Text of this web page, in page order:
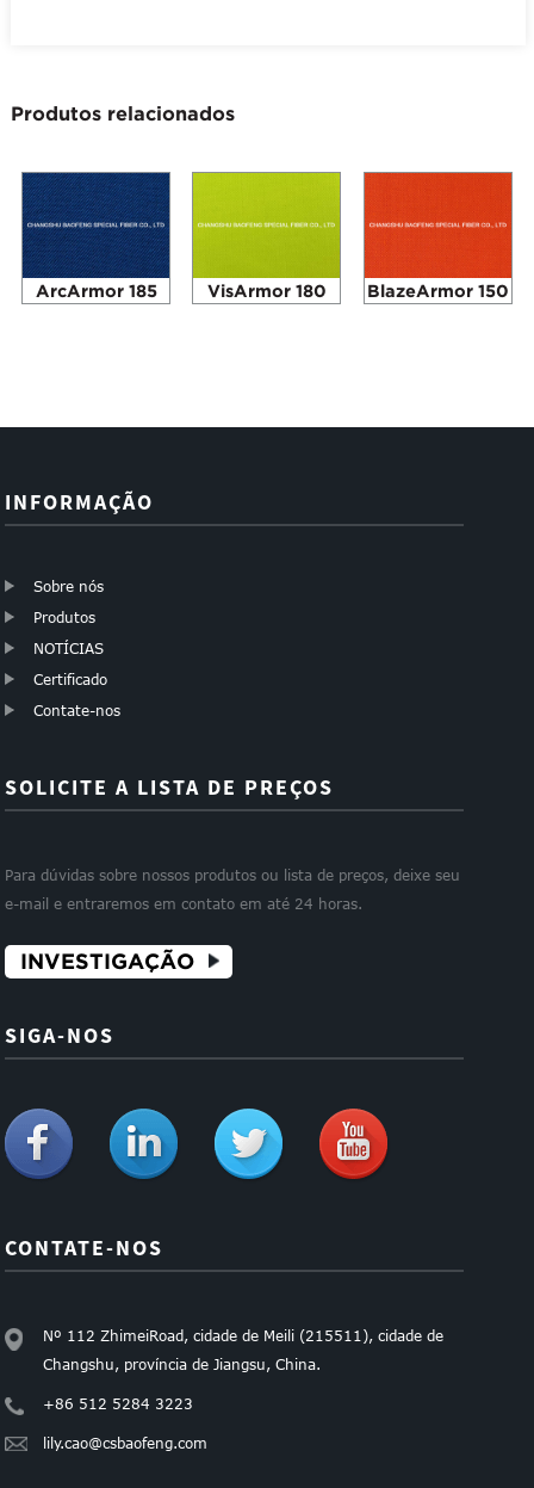
Produtos relacionados
ArcArmor 185 VisArmor 180 BlazeArmor 150
INFORMAÇÃO
Sobre nós
Produtos
NOTÍCIAS
Certificado
Contate-nos
SOLICITE A LISTA DE PREÇOS
Para dúvidas sobre nossos produtos ou lista de preços, deixe seu
e-mail e entraremos em contato em até 24 horas.
INVESTIGAÇÃO
SIGA-NOS
CONTATE-NOS
Nº 112 ZhimeiRoad, cidade de Meili (215511), cidade de
Changshu, província de Jiangsu, China.
+86 512 5284 3223
lily.cao@csbaofeng.com